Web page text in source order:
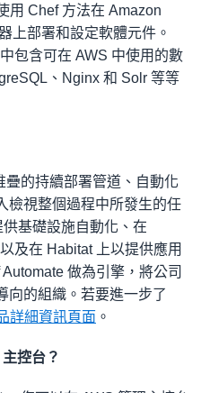
用 Chef 方法在 Amazon
上部署和設定軟體元件。
包含可在 AWS 中使用的數
、Nginx 和 Solr 等等
疊的持續部署管道、自動化
檢視整個過程中所發生的任
基礎設施自動化、在
及在 Habitat 上以提供應用
做為引擎，將公司
向的組織。若要進一步了
詳細資訊頁面 。
控台？